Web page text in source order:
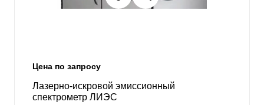
Цена по запросу
Лазерно-искровой эмиссионный
спектрометр ЛИЭС